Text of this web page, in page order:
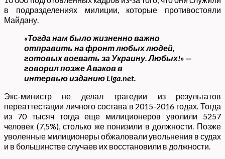
в подразделениях милиции, которые противостояли
Майдану.
«Тогда нам было жизненно важно
отправить на фронт любых людей,
готовых воевать за Украину. Любых!» —
говорил позже Аваков в
интервью изданию Liga.net.
Экс-министр не делал трагедии из результатов
переаттестации личного состава в 2015-2016 годах. Тогда
из 70 тысяч тогда еще милиционеров уволили 5257
человек (7,5%), столько же понизили в должности. Позже
уволенные милиционеры обжаловали увольнения в судах
и в большинстве случаев их восстановили в должности.